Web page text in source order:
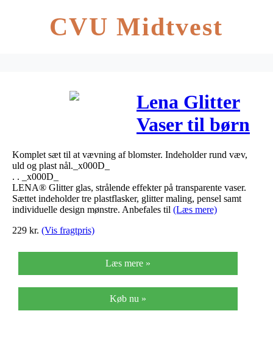
CVU Midtvest
Lena Glitter
Vaser til børn
Komplet sæt til at vævning af blomster. Indeholder rund væv,
uld og plast nål._x000D_
. . _x000D_
LENA® Glitter glas, strålende effekter på transparente vaser.
Sættet indeholder tre plastflasker, glitter maling, pensel samt
individuelle design mønstre. Anbefales til (Læs mere)
229 kr. (Vis fragtpris)
Læs mere »
Køb nu »